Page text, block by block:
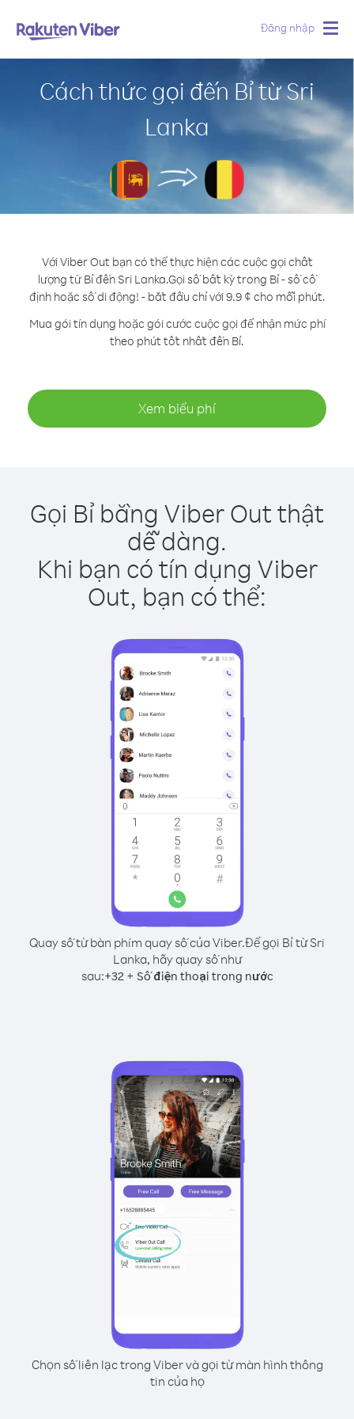
Đăng nhập
Cách thức gọi đến Bỉ từ Sri
Lanka
Với Viber Out bạn có thể thực hiện các cuộc gọi chất
lượng từ Bỉ đến Sri Lanka.Gọi số bất kỳ trong Bỉ - số cố
định hoặc số di động! - bắt đầu chỉ với 9.9 ¢ cho mỗi phút.
Mua gói tín dụng hoặc gói cước cuộc gọi để nhận mức phí
theo phút tốt nhất đến Bỉ.
Xem biểu phí
Gọi Bỉ bằng Viber Out thật
dễ dàng.
Khi bạn có tín dụng Viber
Out, bạn có thể:
Quay số từ bàn phím quay số của Viber.Để gọi Bỉ từ Sri
Lanka, hãy quay số như
sau:+32+ Số điện thoại trong nước
Chọn số liên lạc trong Viber và gọi từ màn hình thông
tin của họ